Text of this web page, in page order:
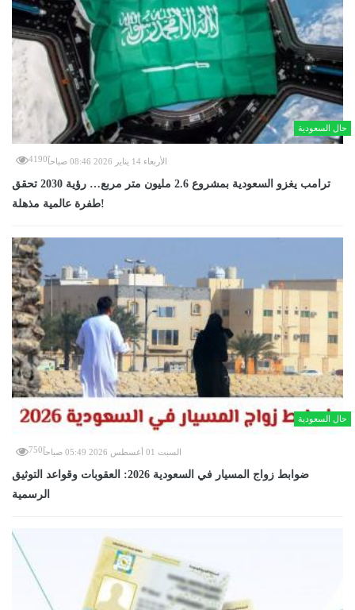
حال السعودية
الأربعاء 14 يناير 2026 08:46 صباحاً 4190
ترامب يغزو السعودية بمشروع 2.6 مليون متر مربع… رؤية 2030 تحقق
طفرة عالمية مذهلة!
حال السعودية
السبت 01 أغسطس 2026 05:49 صباحاً 750
ضوابط زواج المسيار في السعودية 2026: العقوبات وقواعد التوثيق
الرسمية